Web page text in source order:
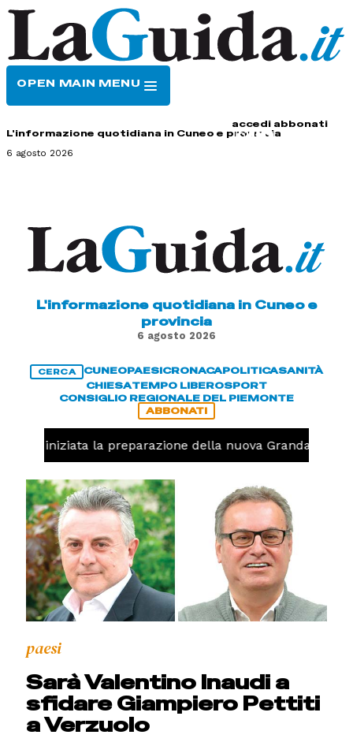
OPEN MAIN MENU
accedi abbonati
L'informazione quotidiana in Cuneo e provincia
6 agosto 2026
L'informazione quotidiana in Cuneo e
provincia
6 agosto 2026
CERCA CUNEOPAESICRONACAPOLITICASANITÀ
CHIESATEMPO LIBEROSPORT
CONSIGLIO REGIONALE DEL PIEMONTE
ABBONATI
iniziata la preparazione della nuova Granda Volley
paesi
Sarà Valentino Inaudi a
sfidare Giampiero Pettiti
a Verzuolo